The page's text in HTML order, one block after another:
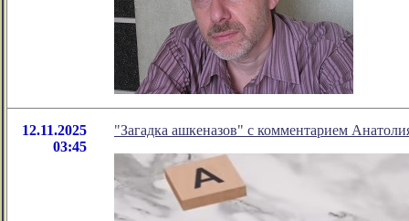
12.11.2025
03:45
"Загадка ашкеназов" с комментарием